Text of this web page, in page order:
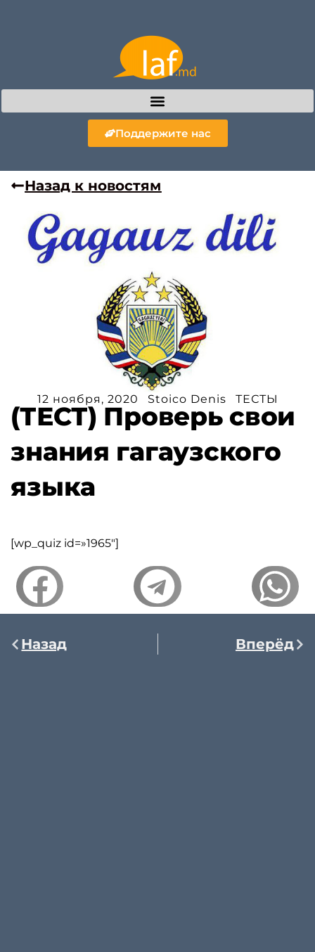
Поддержите нас
Назад к новостям
12 ноября, 2020 Stoico Denis ТЕСТЫ
(ТЕСТ) Проверь свои
знания гагаузского
языка
[wp_quiz id=»1965″]
Назад Вперёд